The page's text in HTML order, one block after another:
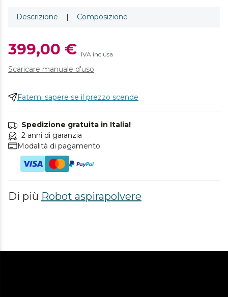
Descrizione | Composizione
399,00 € IVA inclusa
Scaricare manuale d'uso
Fatemi sapere se il prezzo scende
Spedizione gratuita in Italia!
2 anni di garanzia
Modalità di pagamento.
Di più Robot aspirapolvere